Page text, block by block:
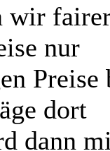
nur
dort
dann